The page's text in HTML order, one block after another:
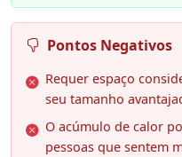
Pontos Negativos
Requer espaço
seu tamanho
O acúmulo de calor
pessoas que sentem